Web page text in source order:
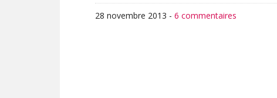
28 novembre 2013 - 6 commentaires